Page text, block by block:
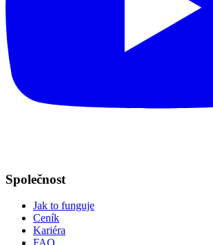
Společnost
Jak to funguje
Ceník
Kariéra